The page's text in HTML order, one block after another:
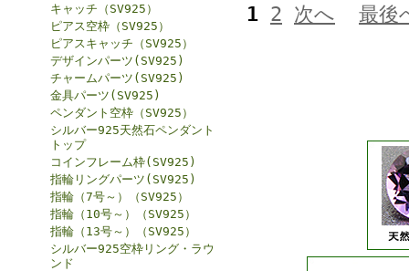
キャッチ（SV925）
ピアス空枠（SV925）
ピアスキャッチ（SV925）
デザインパーツ(SV925)
チャームパーツ(SV925)
金具パーツ(SV925)
ペンダント空枠（SV925）
シルバー925天然石ペンダント
トップ
コインフレーム枠(SV925)
指輪リングパーツ(SV925)
指輪（7号～）（SV925）
指輪（10号～）（SV925）
指輪（13号～）（SV925）
シルバー925空枠リング・ラウ
ンド
1 2 次へ 最後